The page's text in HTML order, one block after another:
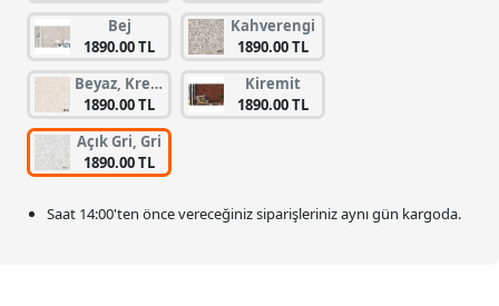
Bej
1890.00 TL
Kahverengi
1890.00 TL
Beyaz, Krem
1890.00 TL
Kiremit
1890.00 TL
Açık Gri, Gri
1890.00 TL
Saat 14:00'ten önce vereceğiniz siparişlerinizaynı gün kargoda.